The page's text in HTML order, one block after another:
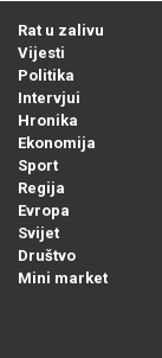
Rat u zalivu
Vijesti
Politika
Intervjui
Hronika
Ekonomija
Sport
Regija
Evropa
Svijet
Društvo
Mini market